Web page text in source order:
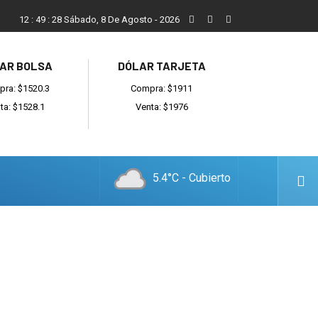
Vecinos, instituciones y concejales se manifestaron contra
12 : 49 : 29 Sábado, 8 De Agosto - 2026
BOLSA
$1520.3
$1528.1
DÓLAR TARJETA
Compra: $1911
Venta: $1976
5.4°C - Cubierto